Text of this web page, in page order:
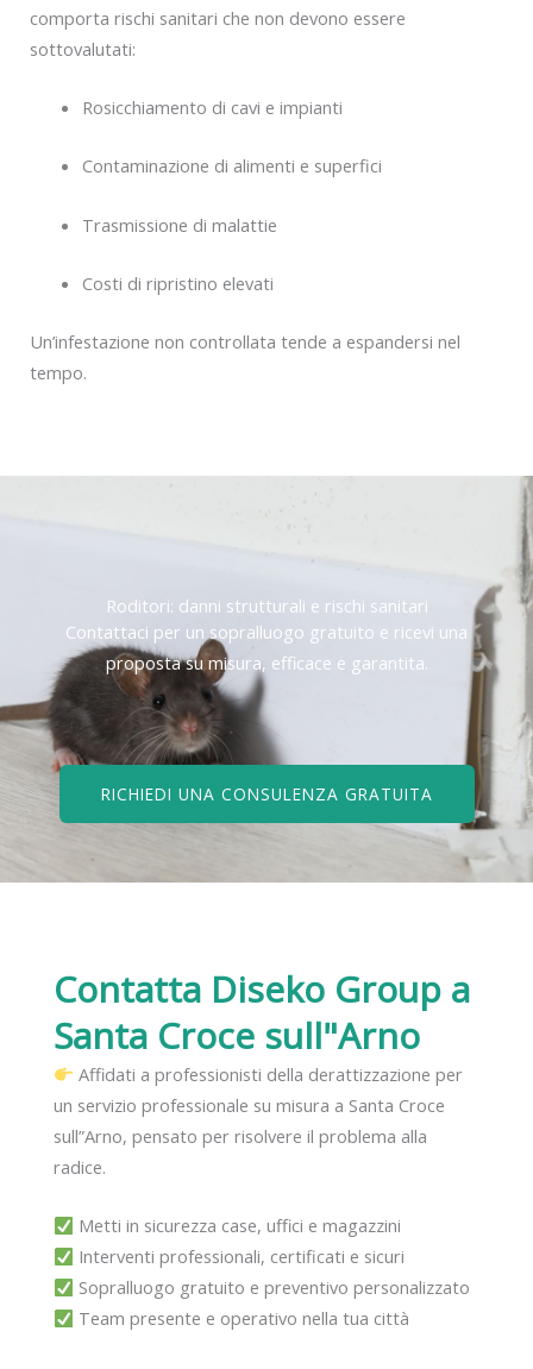
comporta rischi sanitari che non devono essere
sottovalutati:
Rosicchiamento di cavi e impianti
Contaminazione di alimenti e superfici
Trasmissione di malattie
Costi di ripristino elevati
Un’infestazione non controllata tende a espandersi nel
tempo.
Roditori: danni strutturali e rischi sanitari
Contattaci per un sopralluogo gratuito e ricevi una
proposta su misura, efficace e garantita.
RICHIEDI UNA CONSULENZA GRATUITA
Contatta Diseko Group a
Santa Croce sull"Arno
Affidati a professionisti della derattizzazione per
un servizio professionale su misura a Santa Croce
sull”Arno, pensato per risolvere il problema alla
radice.
Metti in sicurezza case, uffici e magazzini
Interventi professionali, certificati e sicuri
Sopralluogo gratuito e preventivo personalizzato
Team presente e operativo nella tua città